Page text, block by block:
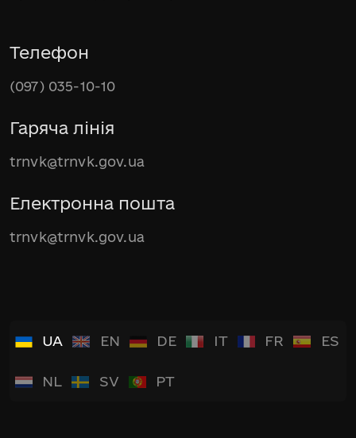
Телефон
(097) 035-10-10
Гаряча лінія
trnvk@trnvk.gov.ua
Електронна пошта
trnvk@trnvk.gov.ua
UA EN DE IT FR ES
NL SV PT